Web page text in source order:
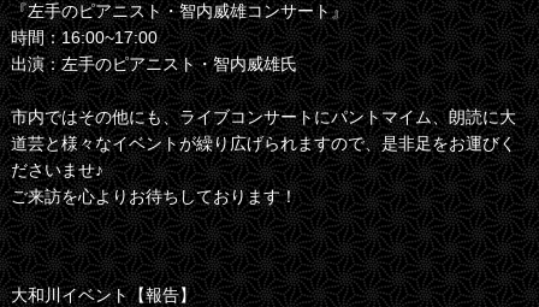
『左手のピアニスト・智内威雄コンサート』
時間：16:00~17:00
出演：左手のピアニスト・智内威雄氏
市内ではその他にも、ライブコンサートにパントマイム、朗読に大
道芸と様々なイベントが繰り広げられますので、是非足をお運びく
ださいませ♪
ご来訪を心よりお待ちしております！
大和川イベント【報告】